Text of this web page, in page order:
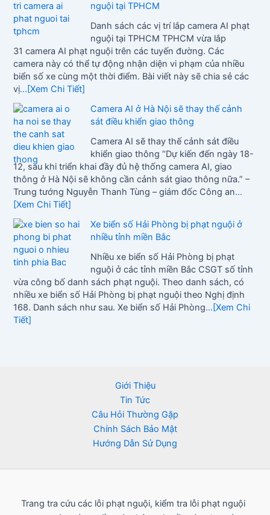
nguội tại TPHCM
Danh sách các vị trí lắp camera AI phạt
nguội tại TPHCM TPHCM vừa lắp
31 camera AI phạt nguội trên các tuyến đường. Các
camera này có thể tự động nhận diện vi phạm của nhiều
biển số xe cùng một thời điểm. Bài viết này sẽ chia sẻ các
vị...[Xem Chi Tiết]
Camera AI ở Hà Nội sẽ thay thế cảnh
sát điều khiển giao thông
Camera AI sẽ thay thế cảnh sát điều
khiển giao thông “Dự kiến đến ngày 18-
12, sau khi triển khai đầy đủ hệ thống camera AI, giao
thông ở Hà Nội sẽ không cần cảnh sát giao thông nữa.” –
Trung tướng Nguyễn Thanh Tùng – giám đốc Công an...
[Xem Chi Tiết]
Xe biển số Hải Phòng bị phạt nguội ở
nhiều tỉnh miền Bắc
Nhiều xe biển số Hải Phòng bị phạt
nguội ở các tỉnh miền Bắc CSGT số tỉnh
vừa công bố danh sách phạt nguội. Theo danh sách, có
nhiều xe biển số Hải Phòng bị phạt nguội theo Nghị định
168. Danh sách như sau. Xe biển số Hải Phòng...[Xem Chi
Tiết]
Giới Thiệu
Tin Tức
Câu Hỏi Thường Gặp
Chính Sách Bảo Mật
Hướng Dẫn Sử Dụng
Trang tra cứu các lỗi phạt nguội, kiểm tra lỗi phạt nguội